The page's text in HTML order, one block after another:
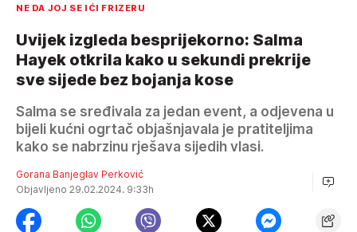
NE DA JOJ SE IĆI FRIZERU
Uvijek izgleda besprijekorno: Salma
Hayek otkrila kako u sekundi prekrije
sve sijede bez bojanja kose
Salma se sređivala za jedan event, a odjevena u
bijeli kućni ogrtač objašnjavala je pratiteljima
kako se nabrzinu rješava sijedih vlasi.
Gorana Banjeglav Perković
Objavljeno 29.02.2024. 9:33h